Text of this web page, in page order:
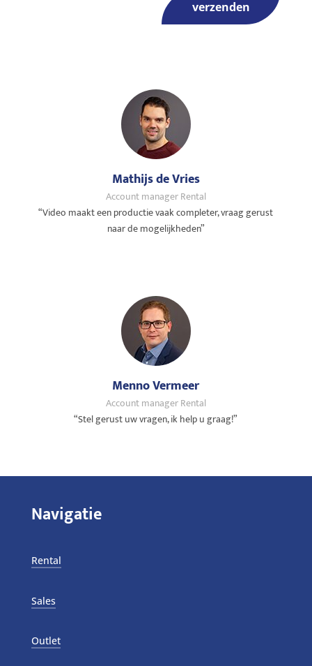
verzenden
Mathijs de Vries
Account manager Rental
“Video maakt een productie vaak completer, vraag gerust
naar de mogelijkheden”
Menno Vermeer
Account manager Rental
“Stel gerust uw vragen, ik help u graag!”
Navigatie
Rental
Sales
Outlet